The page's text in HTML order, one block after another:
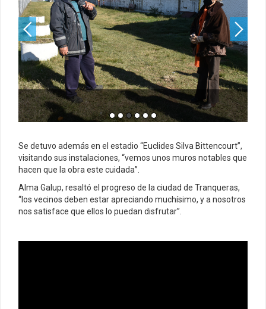
Se detuvo además en el estadio “Euclides Silva Bittencourt”,
visitando sus instalaciones, “vemos unos muros notables que
hacen que la obra este cuidada”.
Alma Galup, resaltó el progreso de la ciudad de Tranqueras,
“los vecinos deben estar apreciando muchísimo, y a nosotros
nos satisface que ellos lo puedan disfrutar”.